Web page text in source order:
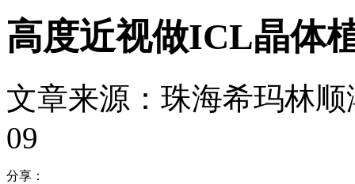
高度近视做ICL晶体
文章来源：珠海希玛林
09
分享：